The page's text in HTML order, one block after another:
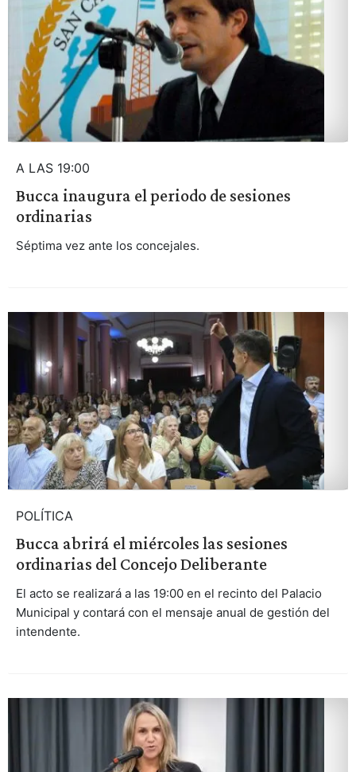
A LAS 19:00
Bucca inaugura el periodo de sesiones
ordinarias
Séptima vez ante los concejales.
POLÍTICA
Bucca abrirá el miércoles las sesiones
ordinarias del Concejo Deliberante
El acto se realizará a las 19:00 en el recinto del Palacio
Municipal y contará con el mensaje anual de gestión del
intendente.